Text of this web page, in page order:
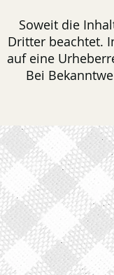
Soweit die
Dritter beachtet.
auf eine
Bei